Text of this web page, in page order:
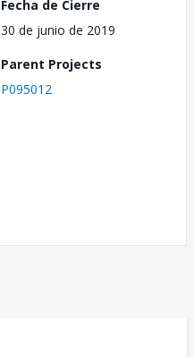
Fecha de Cierre
30 de junio de 2019
Parent Projects
P095012